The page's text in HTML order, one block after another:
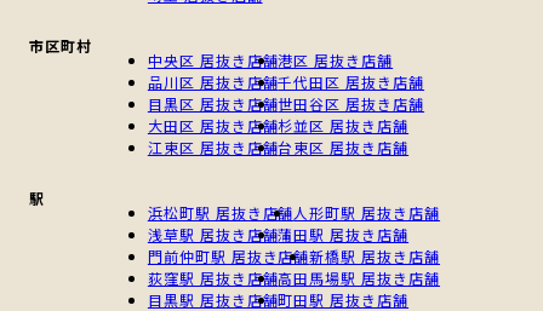
市区町村
中央区 居抜き店舗港区 居抜き店舗
品川区 居抜き店舗千代田区 居抜き店舗
目黒区 居抜き店舗世田谷区 居抜き店舗
大田区 居抜き店舗杉並区 居抜き店舗
江東区 居抜き店舗台東区 居抜き店舗
駅
浜松町駅 居抜き店舗人形町駅 居抜き店舗
浅草駅 居抜き店舗蒲田駅 居抜き店舗
門前仲町駅 居抜き店舗新橋駅 居抜き店舗
荻窪駅 居抜き店舗高田馬場駅 居抜き店舗
目黒駅 居抜き店舗町田駅 居抜き店舗